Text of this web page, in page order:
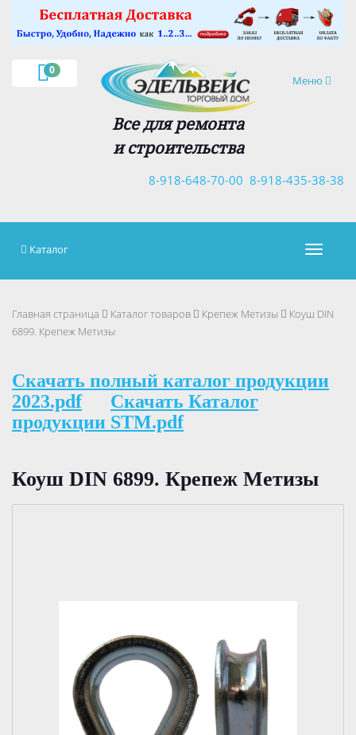
0
Навигация
Меню
Все для ремонта
и строительства
8-918-435-38-38
8-918-648-70-00
×
Каталог
Главная страница Каталог товаров Крепеж Метизы
Коуш DIN
6899. Крепеж Метизы
Скачать полный каталог продукции
2023.pdf
Скачать Каталог
продукции STM.pdf
Коуш DIN 6899. Крепеж Метизы